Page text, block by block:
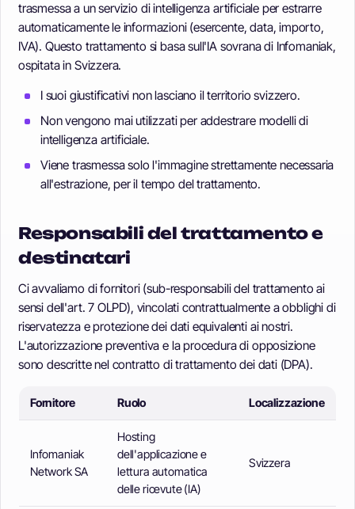
trasmessa a un servizio di intelligenza artificiale per estrarre
automaticamente le informazioni (esercente, data, importo,
IVA). Questo trattamento si basa sull'IA sovrana di Infomaniak,
ospitata in Svizzera.
I suoi giustificativi non lasciano il territorio svizzero.
Non vengono mai utilizzati per addestrare modelli di
intelligenza artificiale.
Viene trasmessa solo l'immagine strettamente necessaria
all'estrazione, per il tempo del trattamento.
Responsabili del trattamento e
destinatari
Ci avvaliamo di fornitori (sub-responsabili del trattamento ai
sensi dell'art. 7 OLPD), vincolati contrattualmente a obblighi di
riservatezza e protezione dei dati equivalenti ai nostri.
L'autorizzazione preventiva e la procedura di opposizione
sono descritte nel contratto di trattamento dei dati (DPA).
Fornitore Ruolo Localizzazione
Infomaniak
Network SA
Hosting
dell'applicazione e
lettura automatica
delle ricevute (IA)
Svizzera